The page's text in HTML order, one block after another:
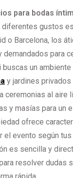
para bodas
diferentes gustos
o Barcelona, los
demandados para
buscas un
y jardines privados
ceremonias al aire
y masías para un
ofrece
el evento según
es sencilla y
resolver dudas